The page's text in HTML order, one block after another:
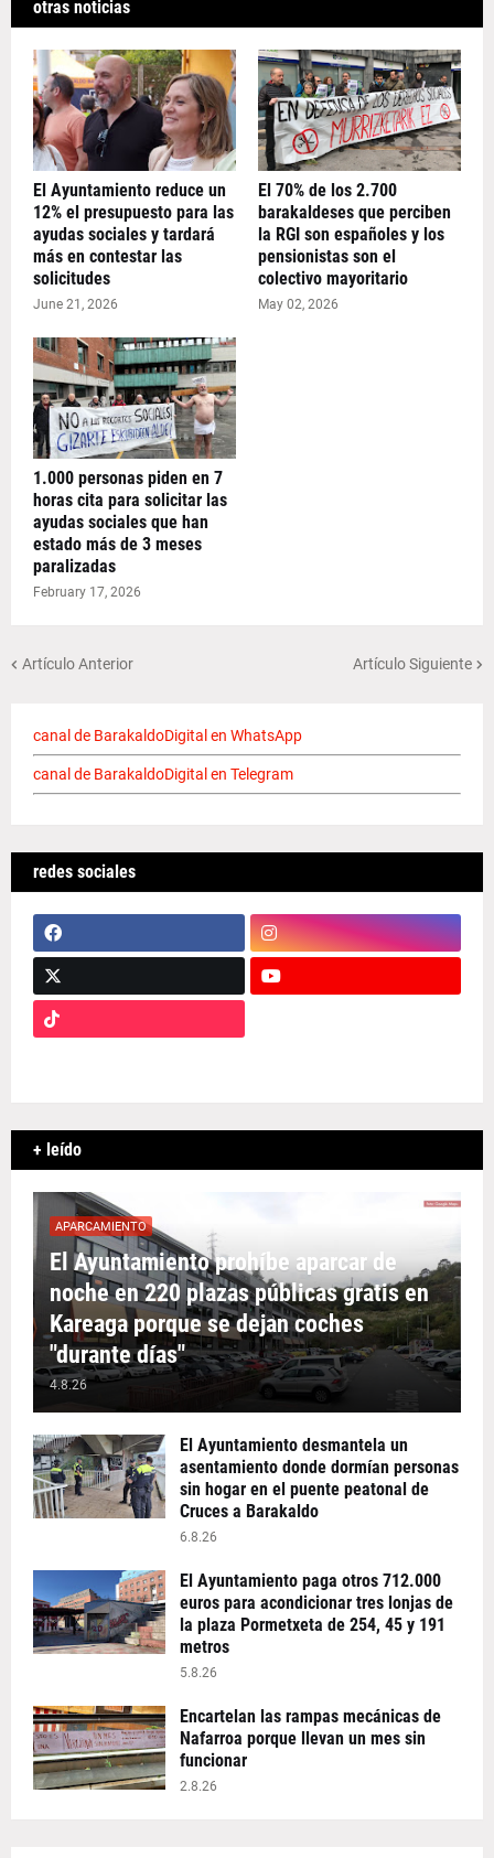
otras noticias
El Ayuntamiento reduce un
12% el presupuesto para las
ayudas sociales y tardará
más en contestar las
solicitudes
June 21, 2026
El 70% de los 2.700
barakaldeses que perciben
la RGI son españoles y los
pensionistas son el
colectivo mayoritario
May 02, 2026
1.000 personas piden en 7
horas cita para solicitar las
ayudas sociales que han
estado más de 3 meses
paralizadas
February 17, 2026
Artículo Anterior Artículo Siguiente
canal de BarakaldoDigital en WhatsApp
canal de BarakaldoDigital en Telegram
redes sociales
+ leído
APARCAMIENTO
El Ayuntamiento prohíbe aparcar de
noche en 220 plazas públicas gratis en
Kareaga porque se dejan coches
"durante días"
4.8.26
El Ayuntamiento desmantela un
asentamiento donde dormían personas
sin hogar en el puente peatonal de
Cruces a Barakaldo
6.8.26
El Ayuntamiento paga otros 712.000
euros para acondicionar tres lonjas de
la plaza Pormetxeta de 254, 45 y 191
metros
5.8.26
Encartelan las rampas mecánicas de
Nafarroa porque llevan un mes sin
funcionar
2.8.26